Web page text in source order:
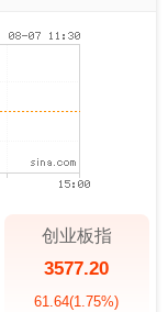
创业板指
3577.20
61.64(1.75%)